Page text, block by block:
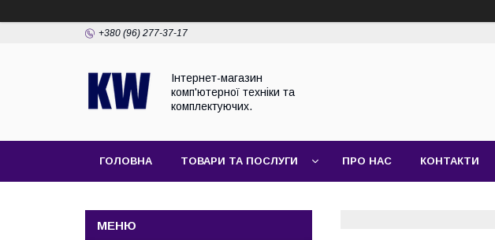
+380 (96) 277-37-17
Інтернет-магазин
комп'ютерної техніки та
комплектуючих.
ГОЛОВНА ТОВАРИ ТА ПОСЛУГИ ПРО НАС КОНТАКТИ